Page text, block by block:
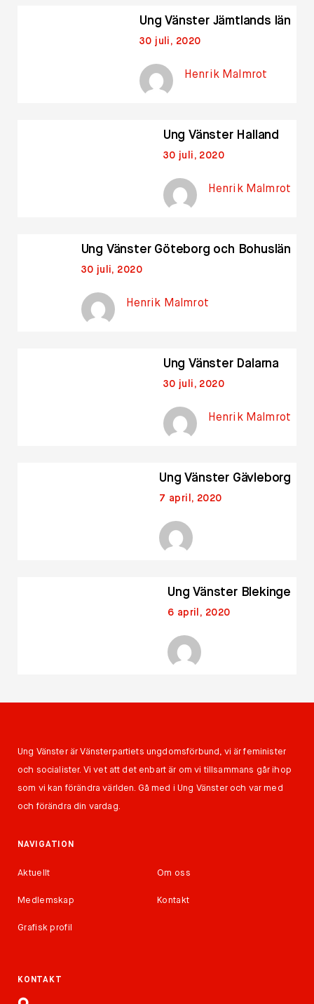
Ung Vänster Jämtlands län
30 juli, 2020
Henrik Malmrot
Ung Vänster Halland
30 juli, 2020
Henrik Malmrot
Ung Vänster Göteborg och Bohuslän
30 juli, 2020
Henrik Malmrot
Ung Vänster Dalarna
30 juli, 2020
Henrik Malmrot
Ung Vänster Gävleborg
7 april, 2020
Ung Vänster Blekinge
6 april, 2020
Ung Vänster är Vänsterpartiets ungdomsförbund, vi är feminister
och socialister. Vi vet att det enbart är om vi tillsammans går ihop
som vi kan förändra världen. Gå med i Ung Vänster och var med
och förändra din vardag.
NAVIGATION
Aktuellt Om oss
Medlemskap Kontakt
Grafisk profil
KONTAKT